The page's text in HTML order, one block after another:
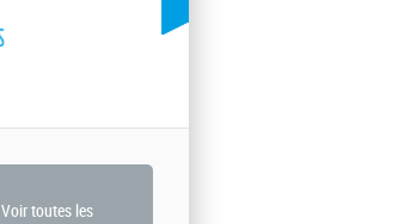
Voir toutes les